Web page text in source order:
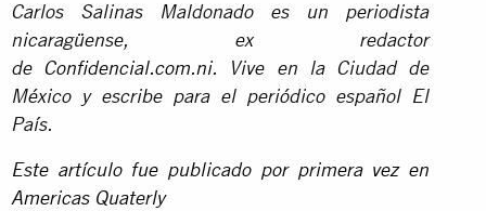
Carlos Salinas Maldonado es un periodista
nicaragüense, ex redactor
de Confidencial.com.ni. Vive en la Ciudad de
México y escribe para el periódico español El
País.
Este artículo fue publicado por primera vez en
Americas Quaterly